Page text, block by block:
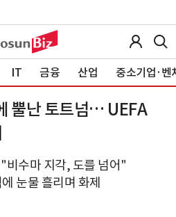
IT 금융 산업 중소기업·벤
뿔난 토트넘… UEFA
비수마 지각, 도를 넘어"
눈물 흘리며 화제